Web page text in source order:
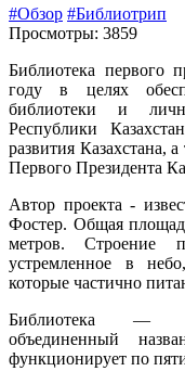
#Обзор #Библиотрип
Просмотры: 3859
Библиотека первого
году в целях
библиотеки и
Республики
развития Казахстана,
Первого Президента
Автор проекта -
Фостер. Общая
метров. Строение
устремленное в
которые частично
Библиотека —
объединенный
функционирует по